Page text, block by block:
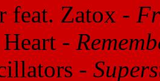
feat. Zatox -
-
-